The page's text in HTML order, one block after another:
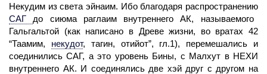
Некудим из света эйнаим. Ибо благодаря распространению
САГ до сиюма раглаим внутреннего АК, называемого
Гальгальтой (как написано в Древе жизни, во вратах 42
“Таамим,
некудот, тагин, отийот”, гл.1), перемешались и
соединились САГ, а это уровень Бины, с Малхут в НЕХИ
внутреннего АК. И соединялись две хэй друг с другом на